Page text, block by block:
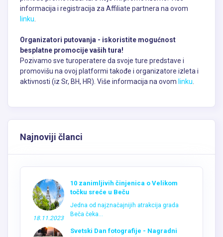
informacija i registracija za Affiliate partnera na ovom
linku.
Organizatori putovanja - iskoristite mogućnost
besplatne promocije vaših tura!
Pozivamo sve turoperatere da svoje ture predstave i
promovišu na ovoj platformi takođe i organizatore izleta i
aktivnosti (iz Sr, BH, HR). Više informacija na ovom linku.
Najnoviji članci
18.11.2023
10 zanimljivih činjenica o Velikom
točku sreće u Beču
Jedna od najznačajnijih atrakcija grada
Beča čeka...
Svetski Dan fotografije - Nagradni